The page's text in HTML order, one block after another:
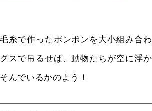
毛糸で作ったポンポンを大小組み合
グスで吊るせば、動物たちが空に浮
そんでいるかのよう！